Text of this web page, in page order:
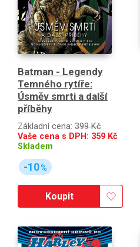
Batman - Legendy
Temného rytíře:
Úsměv smrti a další
příběhy
Základní cena: 399 Kč
Vaše cena s DPH: 359 Kč
Skladem
-10%
Koupit